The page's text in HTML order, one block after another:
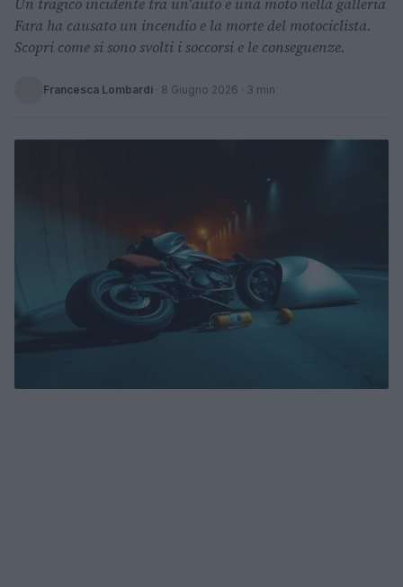
Fara ha causato un incendio e la morte del motociclista.
Scopri come si sono svolti i soccorsi e le conseguenze.
Francesca Lombardi · 8 Giugno 2026 · 3 min